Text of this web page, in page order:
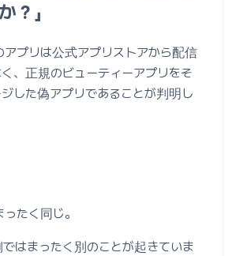
？」
プリは公式アプリストアから配信
、正規のビューティーアプリをそ
した偽アプリであることが判明し
たく同じ。
はまったく別のことが起きていま